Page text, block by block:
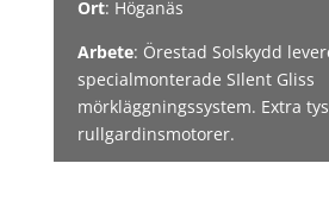
Ort: Höganäs
Arbete: Örestad Solskydd
specialmonterade SIlent Gliss
mörkläggningssystem. Extra
rullgardinsmotorer.